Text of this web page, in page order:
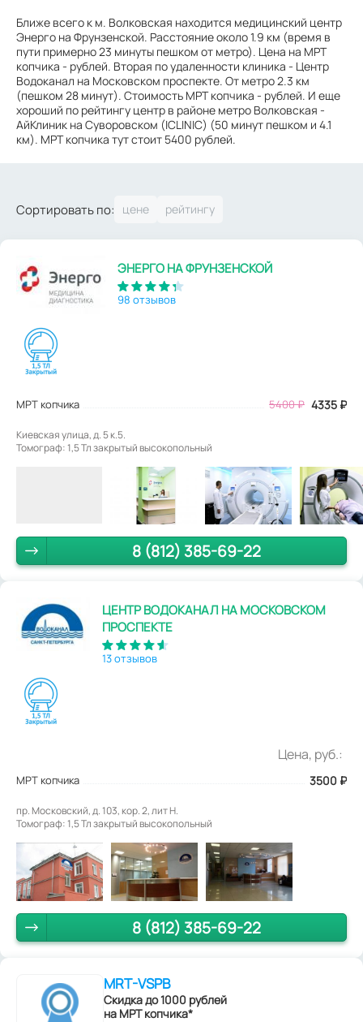
Ближе всего к м. Волковская находится медицинский центр
Энерго на Фрунзенской. Расстояние около 1.9 км (время в
пути примерно 23 минуты пешком от метро). Цена на МРТ
копчика - рублей. Вторая по удаленности клиника - Центр
Водоканал на Московском проспекте. От метро 2.3 км
(пешком 28 минут). Стоимость МРТ копчика - рублей. И еще
хороший по рейтингу центр в районе метро Волковская -
АйКлиник на Суворовском (ICLINIC) (50 минут пешком и 4.1
км). МРТ копчика тут стоит 5400 рублей.
Сортировать по:
ЭНЕРГО НА ФРУНЗЕНСКОЙ
98 отзывов
МРТ копчика 5400₽ 4335 ₽
Киевская улица, д. 5 к.5.
Томограф: 1,5 Тл закрытый высокопольный
8 (812) 385-69-22
ЦЕНТР ВОДОКАНАЛ НА МОСКОВСКОМ
ПРОСПЕКТЕ
13 отзывов
Цена, руб.:
МРТ копчика 3500 ₽
пр. Московский, д. 103, кор. 2, лит Н.
Томограф: 1,5 Тл закрытый высокопольный
8 (812) 385-69-22
MRT-VSPB
Скидка до 1000 рублей
на МРТ копчика*